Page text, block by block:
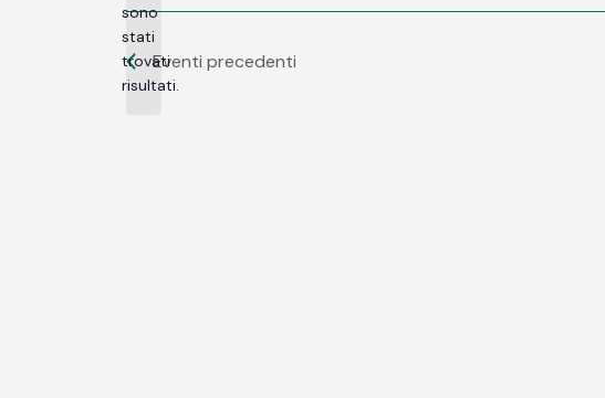
Notice
sono
stati
trovati
risultati.
Eventi precedenti